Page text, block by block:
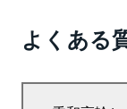
よくある